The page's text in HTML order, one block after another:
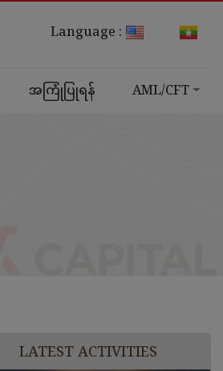
Language :
အကြုံပြုရန် AML/CFT
LATEST ACTIVITIES